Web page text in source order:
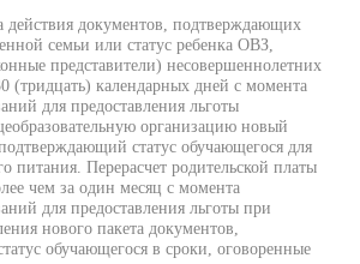
действия документов, подтверждающих
семьи или статус ребенка ОВЗ,
представители) несовершеннолетних
(тридцать) календарных дней с момента
для предоставления льготы
организацию новый
статус обучающегося для
питания. Перерасчет родительской платы
чем за один месяц с момента
для предоставления льготы при
нового пакета документов,
обучающегося в сроки, оговоренные